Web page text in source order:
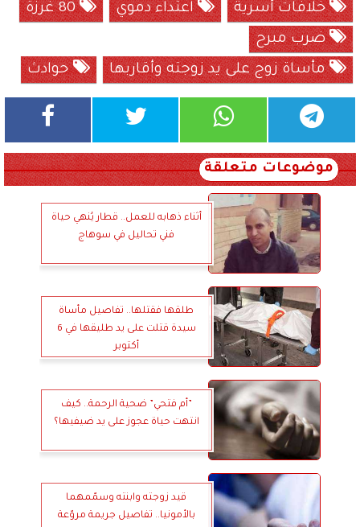
خلافات أسرية اعتداء دموي
80 غرزة
ضرب مبرح
مأساة زوج على يد زوجته وأقاربها
حوادث
موضوعات متعلقة
أثناء ذهابه للعمل.. قطار يُنهي حياة
فني تحاليل في سوهاج
طلقها فقتلها.. تفاصيل مأساة
سيدة قتلت على يد طليقها في 6
أكتوبر
”أم فتحي” ضحية الرحمة.. كيف
انتهت حياة عجوز على يد ضيفيها؟
قيد زوجته وابنته وسمّمهما
بالأمونيا.. تفاصيل جريمة مروّعة